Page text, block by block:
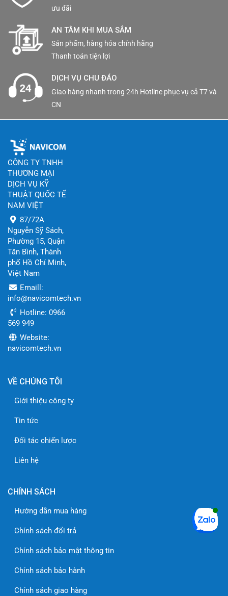
ưu đãi
AN TÂM KHI MUA SẮM
Sản phẩm, hàng hóa chính hãng
Thanh toán tiện lợi
DỊCH VỤ CHU ĐÁO
Giao hàng nhanh trong 24h Hotline phục vụ cả T7 và
CN
CÔNG TY TNHH
THƯƠNG MẠI
DỊCH VỤ KỸ
THUẬT QUỐC TẾ
NAM VIỆT
87/72A
Nguyễn Sỹ Sách,
Phường 15, Quận
Tân Bình, Thành
phố Hồ Chí Minh,
Việt Nam
Emaill:
info@navicomtech.vn
Hotline: 0966
569 949
Website:
navicomtech.vn
VỀ CHÚNG TÔI
Giới thiệu công ty
Tin tức
Đối tác chiến lược
Liên hệ
CHÍNH SÁCH
Hướng dẫn mua hàng
Chính sách đổi trả
Chính sách bảo mật thông tin
Chính sách bảo hành
Chính sách giao hàng